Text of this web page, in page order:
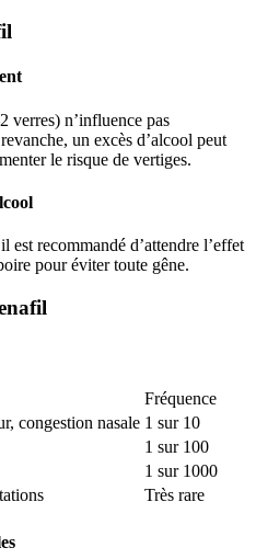
verres) n’influence pas
un excès d’alcool peut
le risque de vertiges.
recommandé d’attendre l’effet
pour éviter toute gêne.
Fréquence
congestion nasale 1 sur 10
1 sur 100
1 sur 1000
Très rare